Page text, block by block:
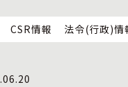
全国の回収対応
CSR情報 法令(行政)情